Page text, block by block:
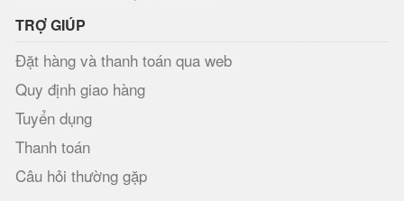
TRỢ GIÚP
Đặt hàng và thanh toán qua web
Quy định giao hàng
Tuyển dụng
Thanh toán
Câu hỏi thường gặp